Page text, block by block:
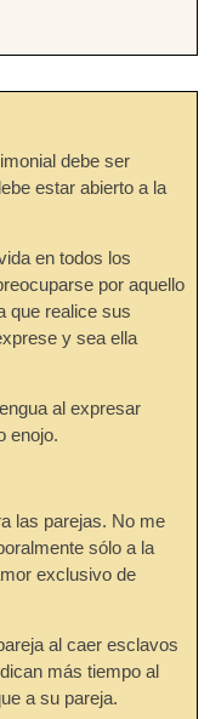
debe ser
estar abierto a la
en todos los
por aquello
que realice sus
y sea ella
al expresar
enojo.
las parejas. No me
sólo a la
exclusivo de
al caer esclavos
más tiempo al
a su pareja.